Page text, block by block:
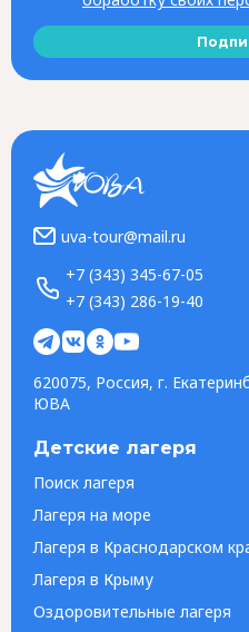
uva-tour@mail.ru
+7 (343) 345-67-05
+7 (343) 286-19-40
620075, Россия, г.
ЮВА
Детские лагеря
Поиск лагеря
Лагеря на море
Лагеря в Краснодарском
Лагеря в Крыму
Оздоровительные лагеря